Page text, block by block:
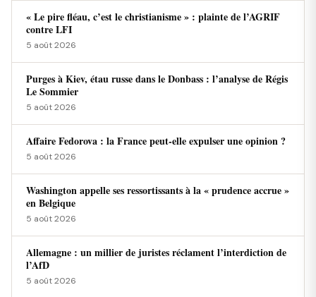
« Le pire fléau, c’est le christianisme » : plainte de l’AGRIF
contre LFI
5 août 2026
Purges à Kiev, étau russe dans le Donbass : l’analyse de Régis
Le Sommier
5 août 2026
Affaire Fedorova : la France peut-elle expulser une opinion ?
5 août 2026
Washington appelle ses ressortissants à la « prudence accrue »
en Belgique
5 août 2026
Allemagne : un millier de juristes réclament l’interdiction de
l’AfD
5 août 2026